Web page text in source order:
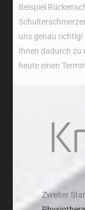
Beispiel
uns genau
Ihnen dadurch zu
heute einen
Zweiter